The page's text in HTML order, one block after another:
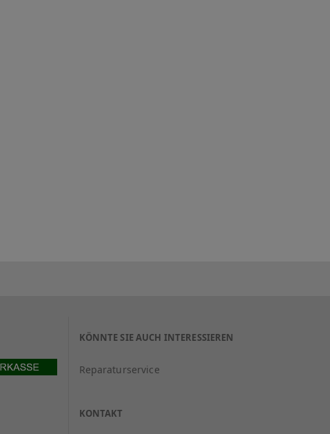
KÖNNTE SIE AUCH INTERESSIEREN
Reparaturservice
KONTAKT